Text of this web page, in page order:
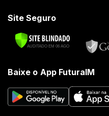
Site Seguro
Baixe o App FuturaIM